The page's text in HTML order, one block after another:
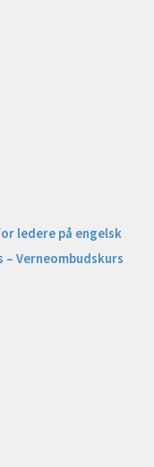
ledere på engelsk
Verneombudskurs